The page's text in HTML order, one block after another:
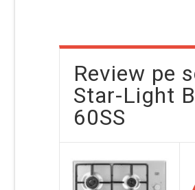
Review pe
Star-Light
60SS